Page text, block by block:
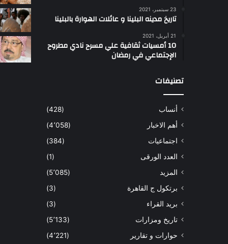
23 سبتمبر، 2021
تاريخ مدينه البلينا و عائلات الهوارة بالبلينا
21 أبريل، 2021
10 أمسيات ثقافية علي مسرح نادي مطروح
الإجتماعي في رمضان
تصنيفات
أنساب
(428)
أهم الاخبار
(4٬058)
اجتماعيات
(384)
العدد الورقى
(1)
المزيد
(5٬085)
برتكول ج القاهرة
(3)
بريد القراء
(3)
تاريخ ومزارات
(5٬133)
حوارات و تقارير
(4٬221)